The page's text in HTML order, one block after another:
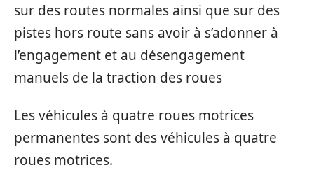
sur des routes normales ainsi que sur des
pistes hors route sans avoir à s’adonner à
l’engagement et au désengagement
manuels de la traction des roues
Les véhicules à quatre roues motrices
permanentes sont des véhicules à quatre
roues motrices.